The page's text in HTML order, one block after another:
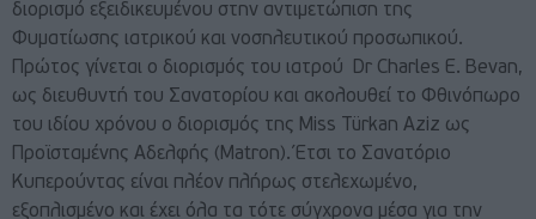
διορισμό εξειδικευμένου στην αντιμετώπιση της
Φυματίωσης ιατρικού και νοσηλευτικού προσωπικού.
Πρώτος γίνεται ο διορισμός του ιατρού Dr Charles E. Bevan,
ως διευθυντή του Σανατορίου και ακολουθεί το Φθινόπωρο
του ιδίου χρόνου ο διορισμός της Miss Türkan Aziz ως
Προϊσταμένης Αδελφής (Matron). Έτσι το Σανατόριο
Κυπερούντας είναι πλέον πλήρως στελεχωμένο,
εξοπλισμένο και έχει όλα τα τότε σύγχρονα μέσα για την